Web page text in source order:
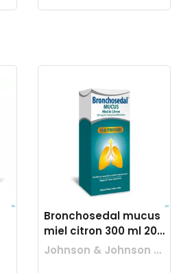
Bronchosedal mucus
miel citron 300 ml 20
mg/ml
Johnson & Johnson Consumer Otc